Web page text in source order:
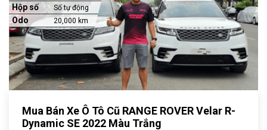
Hộp số Số tự động
Odo 20,000 km
Mua Bán Xe Ô Tô Cũ RANGE ROVER Velar R-
Dynamic SE 2022 Màu Trắng